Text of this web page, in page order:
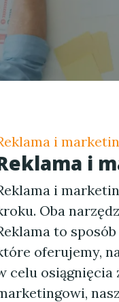
i
i
i
Oba
to
oferujemy,
celu osiągnięcia